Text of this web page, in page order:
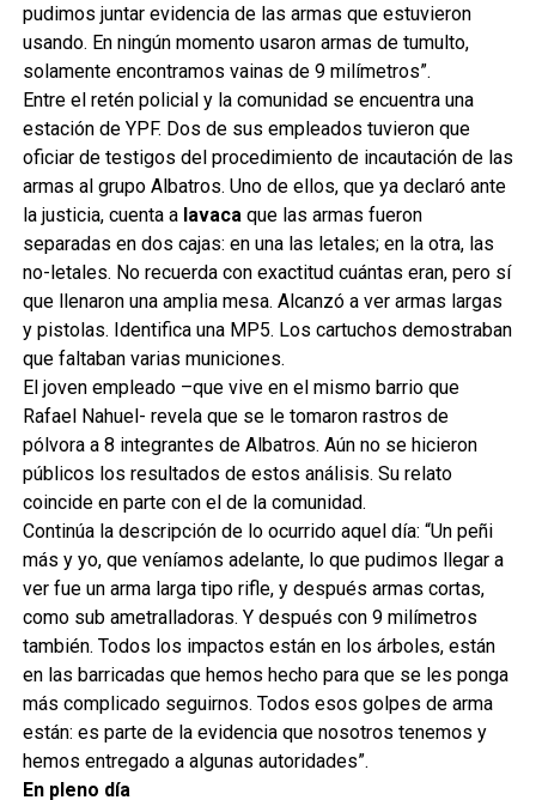
pudimos juntar evidencia de las armas que estuvieron
usando. En ningún momento usaron armas de tumulto,
solamente encontramos vainas de 9 milímetros”.
Entre el retén policial y la comunidad se encuentra una
estación de YPF. Dos de sus empleados tuvieron que
oficiar de testigos del procedimiento de incautación de las
armas al grupo Albatros. Uno de ellos, que ya declaró ante
la justicia, cuenta a lavacaque las armas fueron
separadas en dos cajas: en una las letales; en la otra, las
no-letales. No recuerda con exactitud cuántas eran, pero sí
que llenaron una amplia mesa. Alcanzó a ver armas largas
y pistolas. Identifica una MP5. Los cartuchos demostraban
que faltaban varias municiones.
El joven empleado –que vive en el mismo barrio que
Rafael Nahuel- revela que se le tomaron rastros de
pólvora a 8 integrantes de Albatros. Aún no se hicieron
públicos los resultados de estos análisis. Su relato
coincide en parte con el de la comunidad.
Continúa la descripción de lo ocurrido aquel día: “Un peñi
más y yo, que veníamos adelante, lo que pudimos llegar a
ver fue un arma larga tipo rifle, y después armas cortas,
como sub ametralladoras. Y después con 9 milímetros
también. Todos los impactos están en los árboles, están
en las barricadas que hemos hecho para que se les ponga
más complicado seguirnos. Todos esos golpes de arma
están: es parte de la evidencia que nosotros tenemos y
hemos entregado a algunas autoridades”.
En pleno día